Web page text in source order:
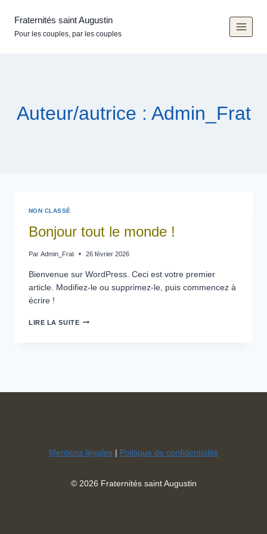
contenu
Fraternités saint Augustin
Pour les couples, par les couples
Auteur/autrice : Admin_Frat
NON CLASSÉ
Bonjour tout le monde !
Par Admin_Frat 26 février 2026
Bienvenue sur WordPress. Ceci est votre premier
article. Modifiez-le ou supprimez-le, puis commencez à
écrire !
LIRE LA SUITEBONJOUR
Mentions légales | Politique de confidentialité
© 2026 Fraternités saint Augustin